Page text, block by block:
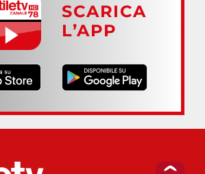
SCARICA
L’APP